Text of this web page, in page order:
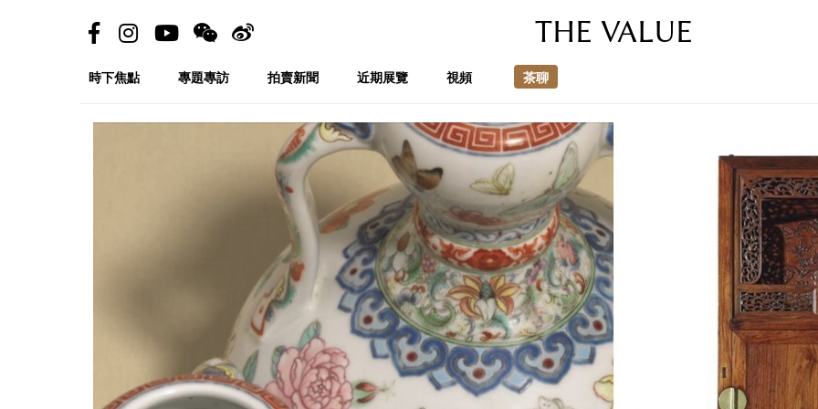
THE VALUE
時下焦點 專題專訪 拍賣新聞 近期展覽 視頻 茶聊